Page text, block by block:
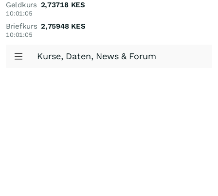
Geldkurs
10:01:05
2,73718 KES
Briefkurs
10:01:05
2,75948 KES
Kurse, Daten, News & Forum